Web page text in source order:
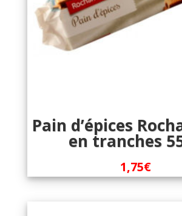
Pain d’épices
en tranches
1,75€